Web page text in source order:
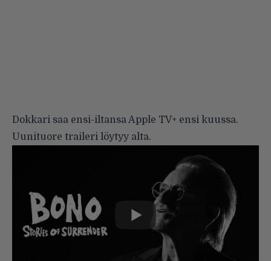
Dokkari saa ensi-iltansa Apple TV+ ensi kuussa.
Uunituore traileri löytyy alta.